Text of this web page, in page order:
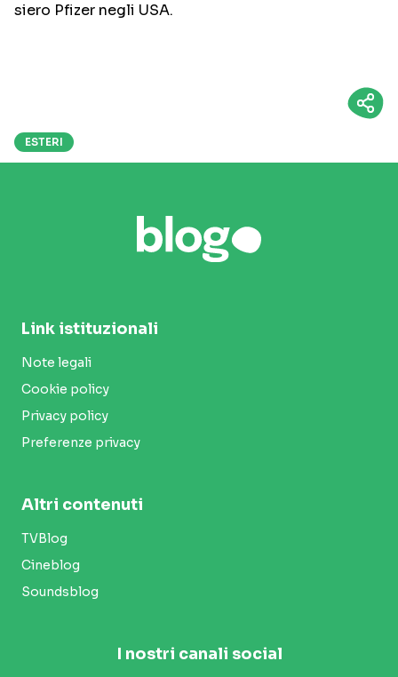
siero Pfizer negli USA.
ESTERI
Link istituzionali
Note legali
Cookie policy
Privacy policy
Preferenze privacy
Altri contenuti
TVBlog
Cineblog
Soundsblog
I nostri canali social